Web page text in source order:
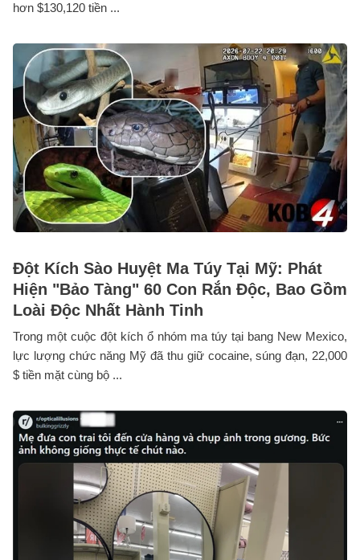
hơn $130,120 tiền ...
Đột Kích Sào Huyệt Ma Túy Tại Mỹ: Phát
Hiện "Bảo Tàng" 60 Con Rắn Độc, Bao Gồm
Loài Độc Nhất Hành Tinh
Trong một cuộc đột kích ổ nhóm ma túy tại bang New Mexico,
lực lượng chức năng Mỹ đã thu giữ cocaine, súng đạn, 22,000
$ tiền mặt cùng bộ ...